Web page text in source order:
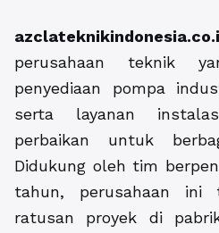
perusahaan teknik
penyediaan pompa
serta layanan
perbaikan untuk
Didukung oleh tim
tahun, perusahaan ini
ratusan proyek di